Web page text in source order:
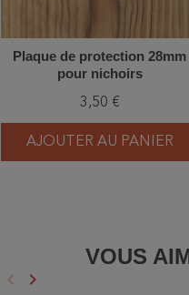
Plaque de protection 28mm
pour nichoirs
3,50 €
AJOUTER AU PANIER
VOUS
Précédent
keyboard_arrow_left Suivant
keyboard_arrow_right